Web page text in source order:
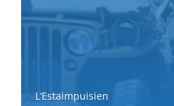
L’Estaimpuisien